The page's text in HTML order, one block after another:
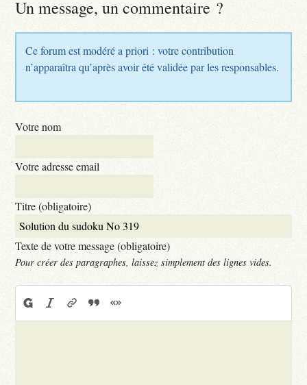
Un message, un commentaire ?
Ce forum est modéré a priori : votre contribution
n’apparaîtra qu’après avoir été validée par les responsables.
Votre nom
Votre adresse email
Titre (obligatoire)
Texte de votre message (obligatoire)
Pour créer des paragraphes, laissez simplement des lignes vides.